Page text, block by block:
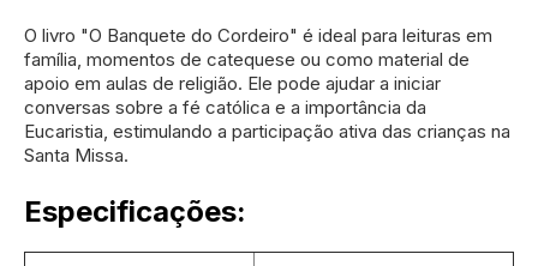
O livro "O Banquete do Cordeiro" é ideal para leituras em
família, momentos de catequese ou como material de
apoio em aulas de religião. Ele pode ajudar a iniciar
conversas sobre a fé católica e a importância da
Eucaristia, estimulando a participação ativa das crianças na
Santa Missa.
Especificações: